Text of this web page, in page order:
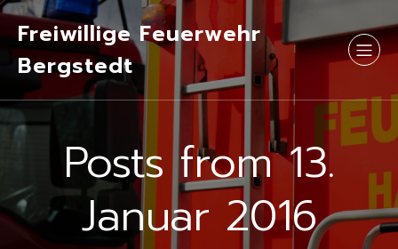
Freiwillige Feuerwehr
Bergstedt
Posts from 13.
Januar 2016